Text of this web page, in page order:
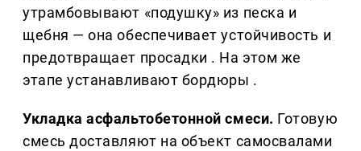
утрамбовывают «подушку» из песка и
щебня — она обеспечивает устойчивость и
предотвращает просадки . На этом же
этапе устанавливают бордюры .
Укладка асфальтобетонной смеси. Готовую
смесь доставляют на объект самосвалами